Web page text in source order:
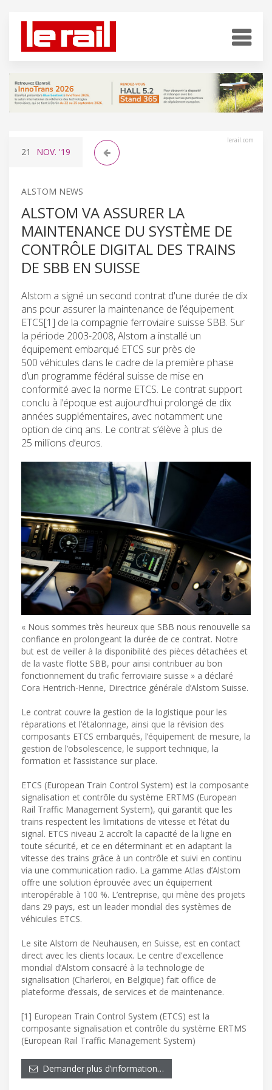
lerail.com
21 NOV. '19
ALSTOM NEWS
ALSTOM VA ASSURER LA
MAINTENANCE DU SYSTÈME DE
CONTRÔLE DIGITAL DES TRAINS
DE SBB EN SUISSE
Alstom a signé un second contrat d'une durée de dix
ans pour assurer la maintenance de l’équipement
ETCS[1] de la compagnie ferroviaire suisse SBB. Sur
la période 2003-2008, Alstom a installé un
équipement embarqué ETCS sur près de
500 véhicules dans le cadre de la première phase
d’un programme fédéral suisse de mise en
conformité avec la norme ETCS. Le contrat support
conclu à l’époque est aujourd’hui prolongé de dix
années supplémentaires, avec notamment une
option de cinq ans. Le contrat s’élève à plus de
25 millions d’euros.
« Nous sommes très heureux que SBB nous renouvelle sa
confiance en prolongeant la durée de ce contrat. Notre
but est de veiller à la disponibilité des pièces détachées et
de la vaste flotte SBB, pour ainsi contribuer au bon
fonctionnement du trafic ferroviaire suisse » a déclaré
Cora Hentrich-Henne, Directrice générale d’Alstom Suisse.
Le contrat couvre la gestion de la logistique pour les
réparations et l’étalonnage, ainsi que la révision des
composants ETCS embarqués, l’équipement de mesure, la
gestion de l’obsolescence, le support technique, la
formation et l’assistance sur place.
ETCS (European Train Control System) est la composante
signalisation et contrôle du système ERTMS (European
Rail Traffic Management System), qui garantit que les
trains respectent les limitations de vitesse et l’état du
signal. ETCS niveau 2 accroît la capacité de la ligne en
toute sécurité, et ce en déterminant et en adaptant la
vitesse des trains grâce à un contrôle et suivi en continu
via une communication radio. La gamme Atlas d’Alstom
offre une solution éprouvée avec un équipement
interopérable à 100 %. L’entreprise, qui mène des projets
dans 29 pays, est un leader mondial des systèmes de
véhicules ETCS.
Le site Alstom de Neuhausen, en Suisse, est en contact
direct avec les clients locaux. Le centre d'excellence
mondial d’Alstom consacré à la technologie de
signalisation (Charleroi, en Belgique) fait office de
plateforme d’essais, de services et de maintenance.
[1] European Train Control System (ETCS) est la
composante signalisation et contrôle du système ERTMS
(European Rail Traffic Management System)
Demander plus d’information…